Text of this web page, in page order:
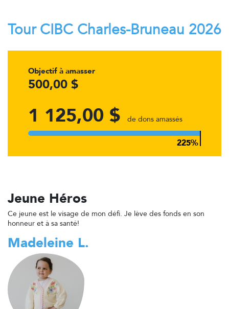
Tour CIBC Charles-Bruneau 2026
Objectif à amasser
500,00 $
1 125,00 $ de dons amassés
Jeune Héros
Ce jeune est le visage de mon défi. Je lève des fonds en son
honneur et à sa santé!
Madeleine L.